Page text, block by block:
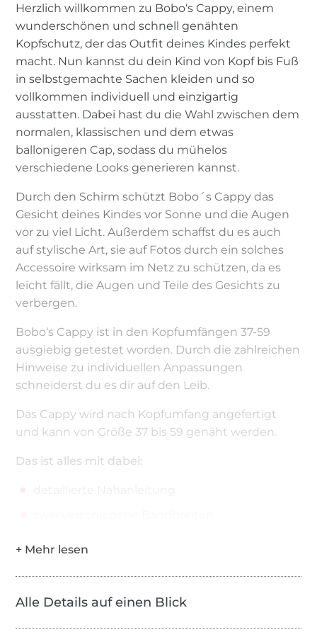
Herzlich willkommen zu Bobo‘s Cappy, einem
wunderschönen und schnell genähten
Kopfschutz, der das Outfit deines Kindes perfekt
macht. Nun kannst du dein Kind von Kopf bis Fuß
in selbstgemachte Sachen kleiden und so
vollkommen individuell und einzigartig
ausstatten. Dabei hast du die Wahl zwischen dem
normalen, klassischen und dem etwas
ballonigeren Cap, sodass du mühelos
verschiedene Looks generieren kannst.
Durch den Schirm schützt Bobo´s Cappy das
Gesicht deines Kindes vor Sonne und die Augen
vor zu viel Licht. Außerdem schaffst du es auch
auf stylische Art, sie auf Fotos durch ein solches
Accessoire wirksam im Netz zu schützen, da es
leicht fällt, die Augen und Teile des Gesichts zu
verbergen.
Bobo‘s Cappy ist in den Kopfumfängen 37-59
ausgiebig getestet worden. Durch die zahlreichen
Hinweise zu individuellen Anpassungen
schneiderst du es dir auf den Leib.
Das Cappy wird nach Kopfumfang angefertigt
und kann von Größe 37 bis 59 genäht werden.
Das ist alles mit dabei:
Alle Details auf einen Blick